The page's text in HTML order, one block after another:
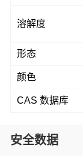
溶解度
形态
颜色
CAS 数据库
安全数据